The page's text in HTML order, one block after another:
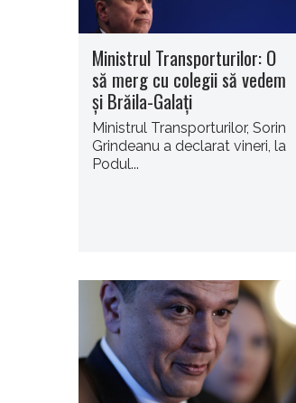
Ministrul Transporturilor: O
să merg cu colegii să vedem
şi Brăila-Galaţi
Ministrul Transporturilor, Sorin
Grindeanu a declarat vineri, la
Podul...